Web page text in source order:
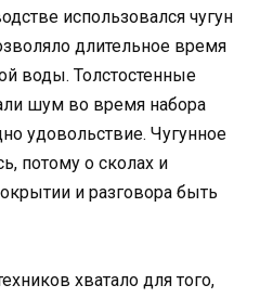
использовался чугун
длительное время
воды. Толстостенные
шум во время набора
удовольствие. Чугунное
потому о сколах и
и разговора быть
хватало для того,